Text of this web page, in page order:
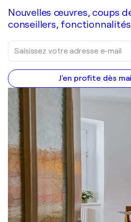
Nouvelles œuvres, coups
conseillers, fonctionnalités
J'en profite dès